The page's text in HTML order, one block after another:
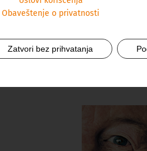
Prihvatanje bez otpora
87% Finaca, 84%
za 2024. godinu,
Obaveštenje o privatnosti
Zatvori bez prihvatanja